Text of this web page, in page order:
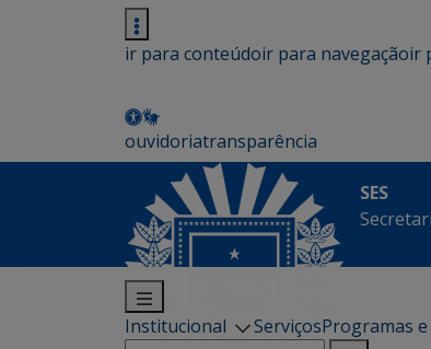
ir para conteúdoir para navegaçãoir
ouvidoriatransparência
SES
Institucional ServiçosProgramas